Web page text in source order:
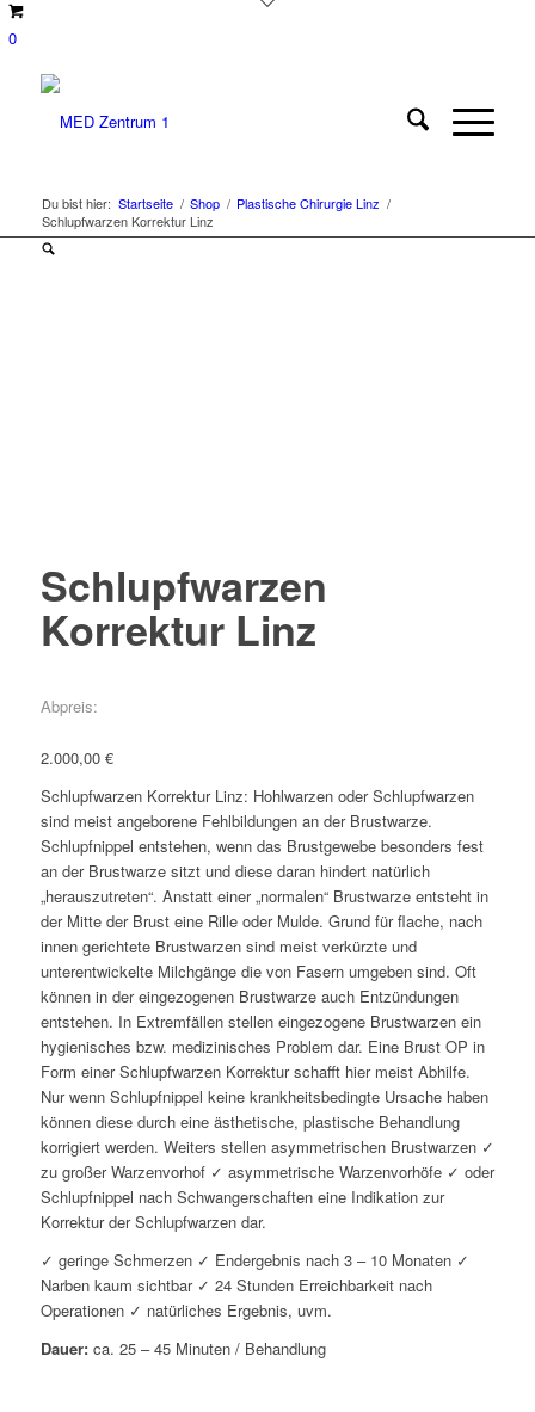
0
Du bist hier: Startseite / Shop / Plastische Chirurgie Linz /
Schlupfwarzen Korrektur Linz
Schlupfwarzen
Korrektur Linz
Abpreis:
2.000,00 €
Schlupfwarzen Korrektur Linz: Hohlwarzen oder Schlupfwarzen
sind meist angeborene Fehlbildungen an der Brustwarze.
Schlupfnippel entstehen, wenn das Brustgewebe besonders fest
an der Brustwarze sitzt und diese daran hindert natürlich
„herauszutreten“. Anstatt einer „normalen“ Brustwarze entsteht in
der Mitte der Brust eine Rille oder Mulde. Grund für flache, nach
innen gerichtete Brustwarzen sind meist verkürzte und
unterentwickelte Milchgänge die von Fasern umgeben sind. Oft
können in der eingezogenen Brustwarze auch Entzündungen
entstehen. In Extremfällen stellen eingezogene Brustwarzen ein
hygienisches bzw. medizinisches Problem dar. Eine Brust OP in
Form einer Schlupfwarzen Korrektur schafft hier meist Abhilfe.
Nur wenn Schlupfnippel keine krankheitsbedingte Ursache haben
können diese durch eine ästhetische, plastische Behandlung
korrigiert werden. Weiters stellen asymmetrischen Brustwarzen ✓
zu großer Warzenvorhof ✓ asymmetrische Warzenvorhöfe ✓ oder
Schlupfnippel nach Schwangerschaften eine Indikation zur
Korrektur der Schlupfwarzen dar.
✓ geringe Schmerzen ✓ Endergebnis nach 3 – 10 Monaten ✓
Narben kaum sichtbar ✓ 24 Stunden Erreichbarkeit nach
Operationen ✓ natürliches Ergebnis, uvm.
Dauer:ca. 25 – 45 Minuten / Behandlung